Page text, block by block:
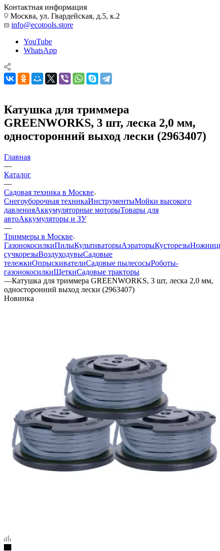
Контактная информация
Москва, ул. Гвардейская, д.5, к.2
info@ecotools.store
YouTube
WhatsApp
Катушка для триммера
GREENWORKS, 3 шт, леска 2,0 мм,
односторонний выход лески (2963407)
Главная
—
Каталог
—
Садовая техника в Москве
Снегоуборочная техникаИнструментыМойки высокого
давленияАккумуляторные моторыТовары для
автоАккумуляторы и ЗУ
—
Триммеры в Москве
ГазонокосилкиПилыКультиваторыАэраторыКусторезы
сучкорезыВоздуходувыСадовые
тележкиОпрыскивателиСадовые пылесосыРоботы-
газонокосилкиЩеткиСадовые тракторы
—Катушка для триммера GREENWORKS, 3 шт, леска 2,0 мм,
односторонний выход лески (2963407)
Новинка